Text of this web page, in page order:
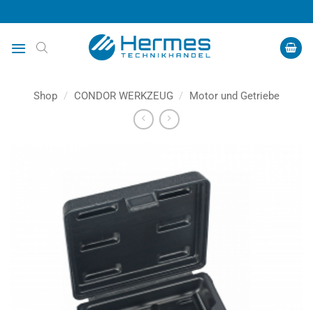
Inhalt
springen
Shop / CONDOR WERKZEUG / Motor und Getriebe